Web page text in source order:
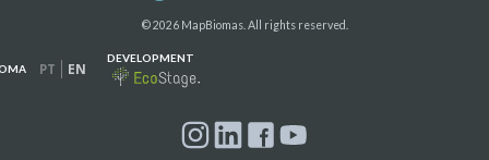
© 2026 MapBiomas. All rights reserved.
PT EN
DEVELOPMENT